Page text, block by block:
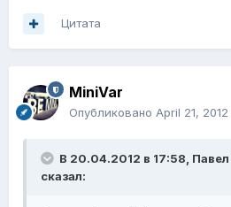
Цитата
MiniVar
Опубликовано April 21, 2012
В 20.04.2012 в 17:58,
сказал: